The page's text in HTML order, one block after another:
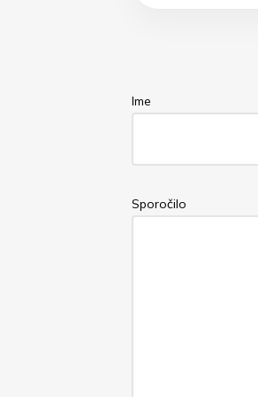
Ime
Sporočilo